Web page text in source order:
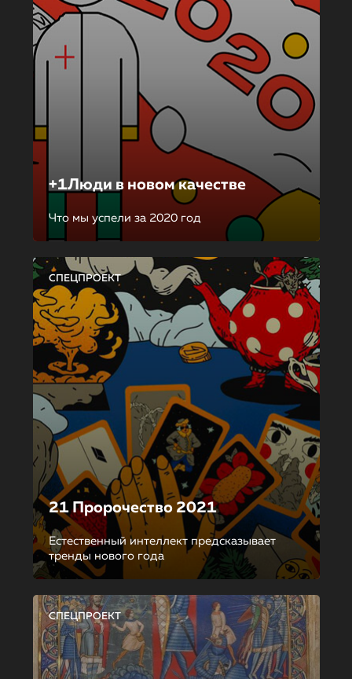
+1Люди в новом качестве
Что мы успели за 2020 год
СПЕЦПРОЕКТ
21 Пророчество 2021
Естественный интеллект предсказывает
тренды нового года
СПЕЦПРОЕКТ